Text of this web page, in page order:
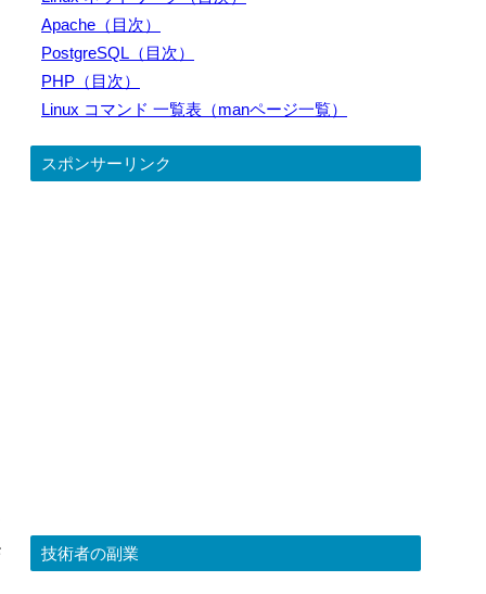
Apache（目次）
PostgreSQL（目次）
PHP（目次）
Linux コマンド 一覧表（manページ一覧）
スポンサーリンク
技術者の副業